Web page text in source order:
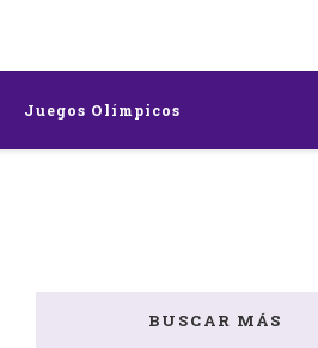
Juegos Olímpicos
BUSCAR MÁS